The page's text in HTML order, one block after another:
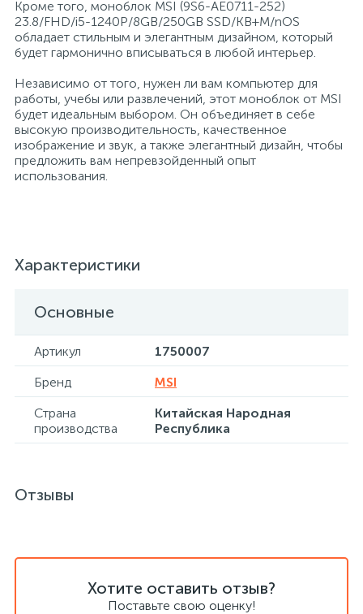
Кроме того, моноблок MSI (9S6-AE0711-252)
23.8/FHD/i5-1240P/8GB/250GB SSD/KB+M/nOS
обладает стильным и элегантным дизайном, который
будет гармонично вписываться в любой интерьер.
Независимо от того, нужен ли вам компьютер для
работы, учебы или развлечений, этот моноблок от MSI
будет идеальным выбором. Он объединяет в себе
высокую производительность, качественное
изображение и звук, а также элегантный дизайн, чтобы
предложить вам непревзойденный опыт
использования.
Характеристики
Основные
Артикул
1750007
Бренд
MSI
Страна
производства
Китайская Народная
Республика
Отзывы
Хотите оставить отзыв?
Поставьте свою оценку!
Хлорсодержащие средства
Экспресс-контроль концентрации
дезсредств
Почтовые ящики
Приставки к столам
Пюпитры
Сейфы взломостойкие
Сейфы гостиничные
Сейфы депозитные